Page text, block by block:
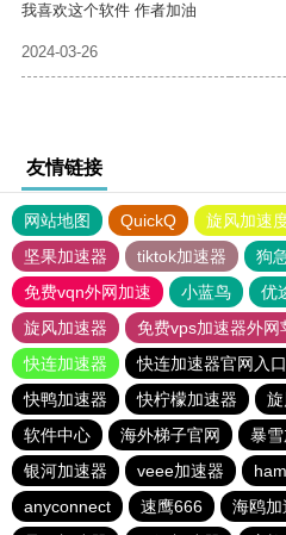
我喜欢这个软件 作者加油
2024-03-26
友情链接
网站地图 QuickQ 旋风加速
坚果加速器
tiktok加速器
狗
免费vqn外网加速
小蓝鸟 优
旋风加速器
免费vps加速器外网
快连加速器
快连加速器官网入口
快鸭加速器
快柠檬加速器
软件中心
海外梯子官网 暴
银河加速器
veee加速器
anyconnect
速鹰666 海鸥加